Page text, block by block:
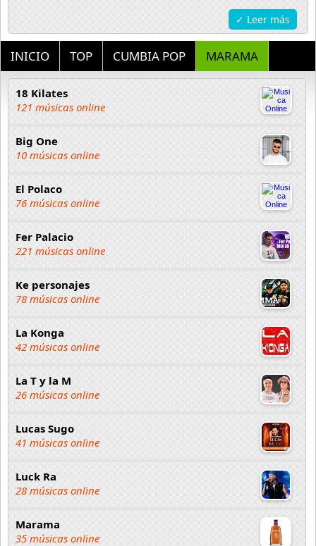
✓ Leer más
INICIO TOP CUMBIA POP MARAMA
18 Kilates
121 músicas online
Big One
10 músicas online
El Polaco
76 músicas online
Fer Palacio
221 músicas online
Ke personajes
78 músicas online
La Konga
42 músicas online
La T y la M
26 músicas online
Lucas Sugo
41 músicas online
Luck Ra
28 músicas online
Marama
35 músicas online